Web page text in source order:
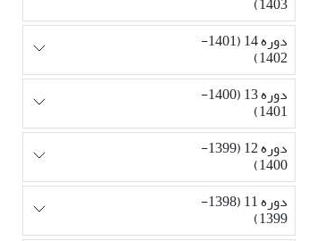
دوره 14 (1401-
1402)
دوره 13 (1400-
1401)
دوره 12 (1399-
1400)
دوره 11 (1398-
1399)